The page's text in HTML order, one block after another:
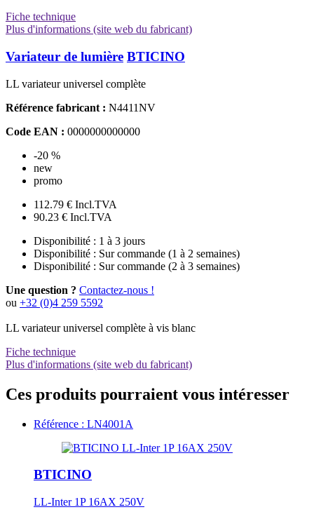
Fiche technique
Plus d'informations (site web du fabricant)
Variateur de lumière BTICINO
LL variateur universel complète
Référence fabricant : N4411NV
Code EAN : 0000000000000
-20 %
new
promo
112.79 € Incl.TVA
90.23 € Incl.TVA
Disponibilité : 1 à 3 jours
Disponibilité : Sur commande (1 à 2 semaines)
Disponibilité : Sur commande (2 à 3 semaines)
Une question ? Contactez-nous !
ou +32 (0)4 259 5592
LL variateur universel complète à vis blanc
Fiche technique
Plus d'informations (site web du fabricant)
Ces produits pourraient vous intéresser
Référence : LN4001A
BTICINO
LL-Inter 1P 16AX 250V